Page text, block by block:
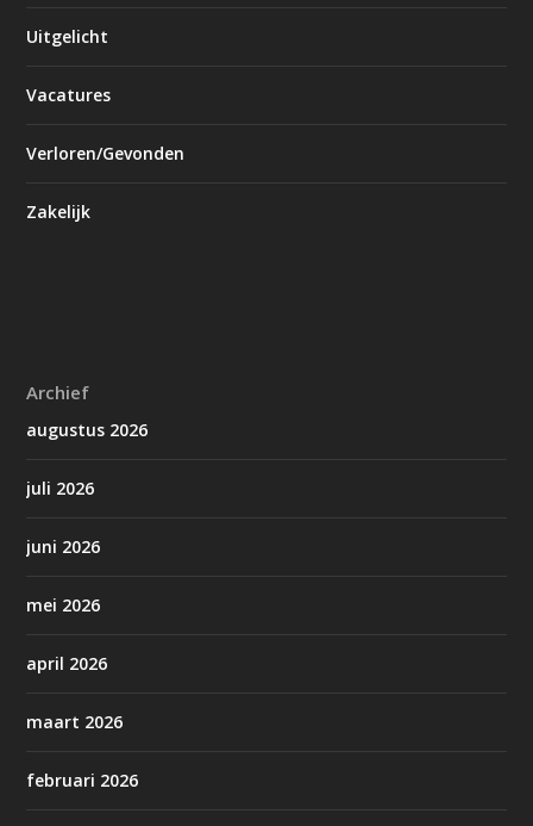
Uitgelicht
Vacatures
Verloren/Gevonden
Zakelijk
Archief
augustus 2026
juli 2026
juni 2026
mei 2026
april 2026
maart 2026
februari 2026